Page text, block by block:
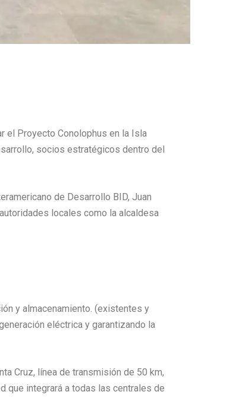
el Proyecto Conolophus en la Isla
socios estratégicos dentro del
de Desarrollo BID, Juan
locales como la alcaldesa
y almacenamiento. (existentes y
eléctrica y garantizando la
Cruz, línea de transmisión de 50 km,
que integrará a todas las centrales de